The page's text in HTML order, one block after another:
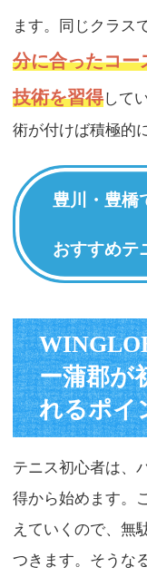
ます。同じクラス
分に合ったコー
技術を習得して
術が付けば積極的
豊川・豊橋
おすすめテ
ー蒲郡が
れるポイ
テニス初心者は、
得から始めます。
えていくので、無
つきます。そうな